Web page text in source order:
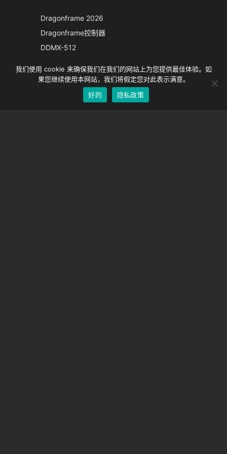
Dragonframe 2026
Dragonframe控制器
DDMX-512
EOS LV 校正帽
我们使用 cookie 来确保我们在我们的网站上为您提供最佳体验。如
果您继续使用本网站，我们将假定您对此表示满意。
好的
隐私政策
English